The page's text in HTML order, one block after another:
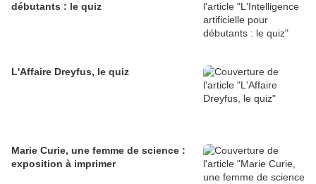
débutants : le quiz
L'Affaire Dreyfus, le quiz
Marie Curie, une femme de science :
exposition à imprimer